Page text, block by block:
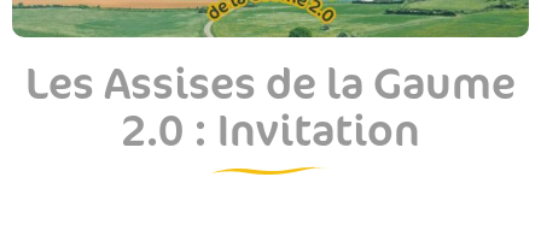
Les Assises de la Gaume
2.0 : Invitation